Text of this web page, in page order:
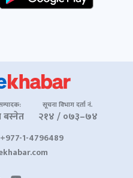
बस्नेत
सूचना विभाग दर्ता नं.
२१४ / ०७३–७४
1-4796489